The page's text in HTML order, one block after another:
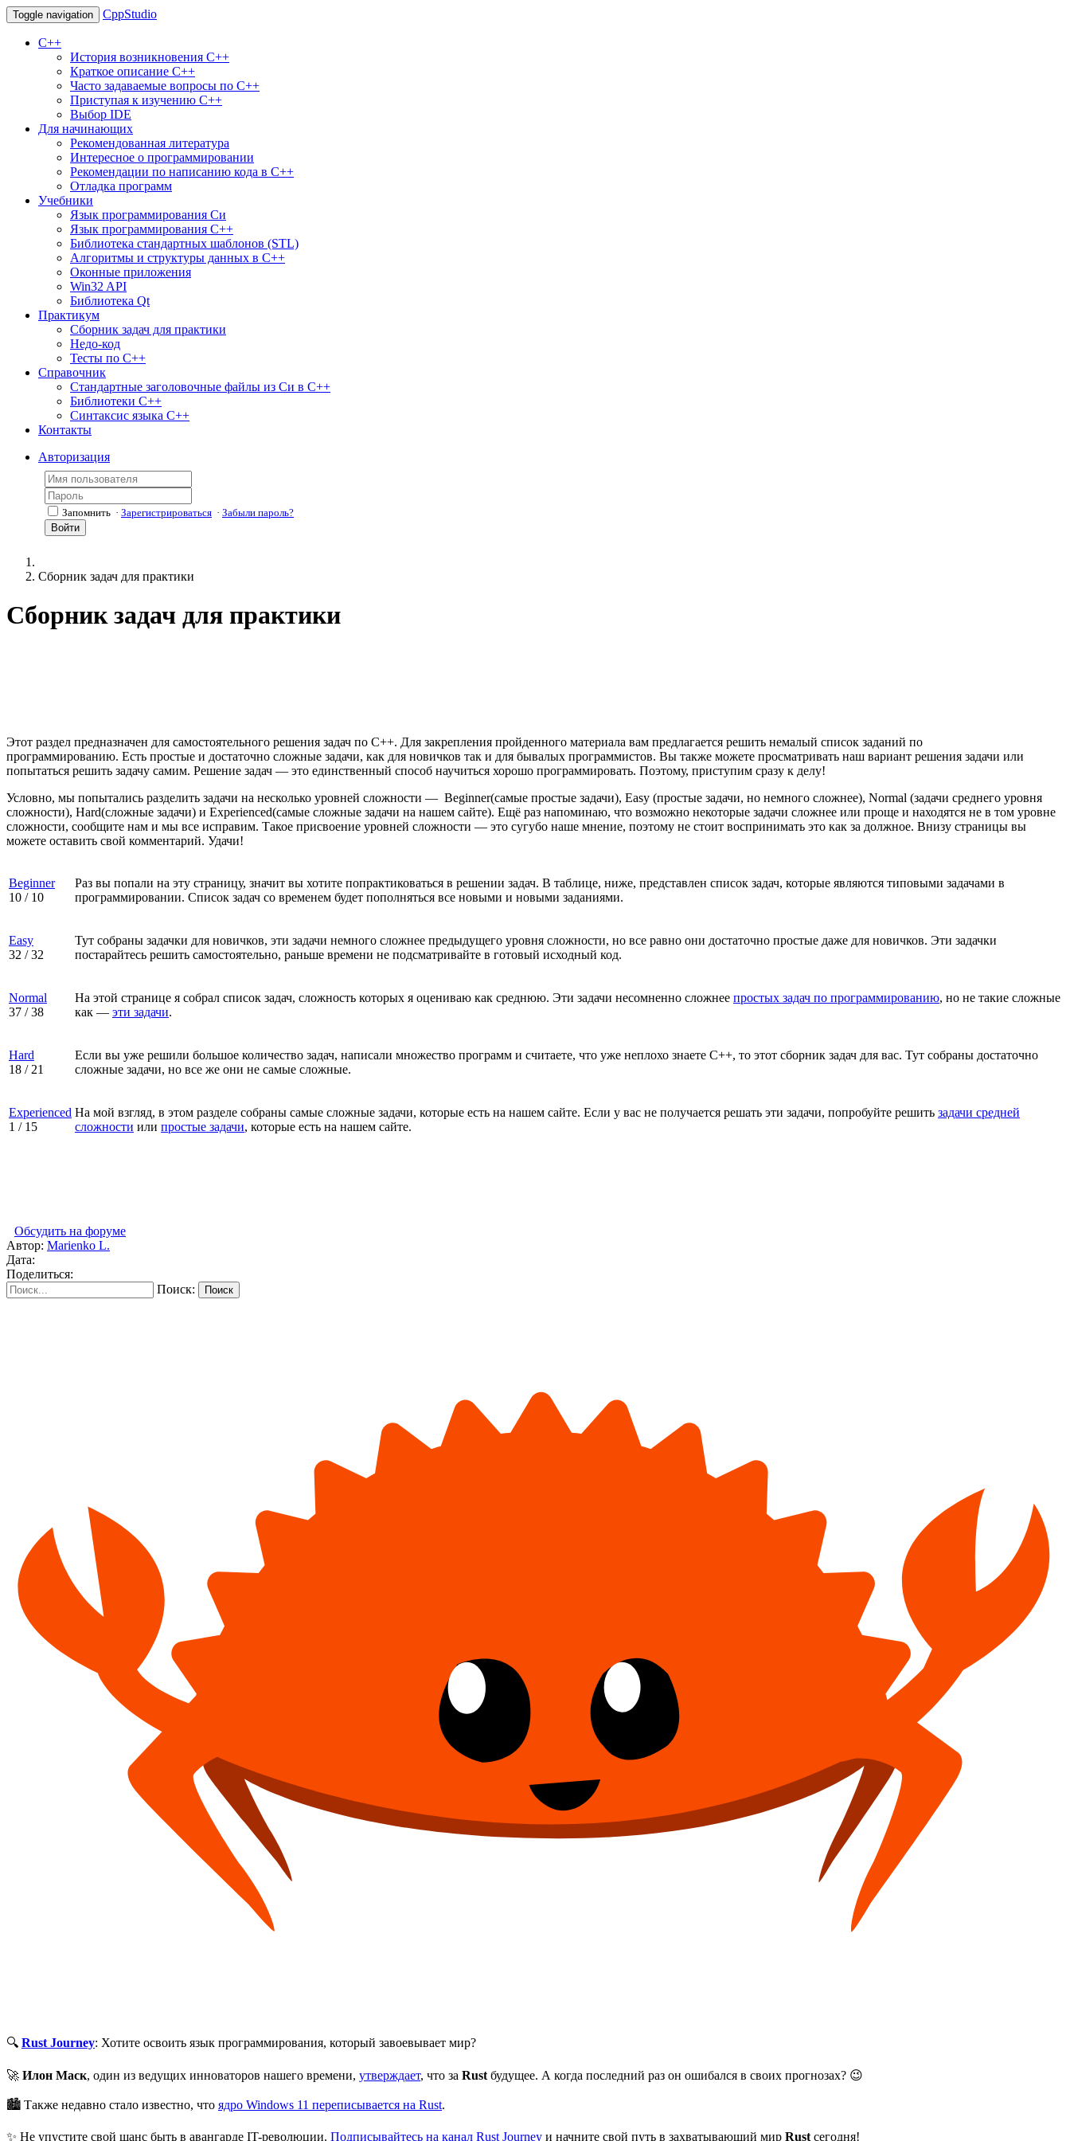
Toggle navigation CppStudio
С++
История возникновения C++
Краткое описание С++
Часто задаваемые вопросы по С++
Приступая к изучению C++
Выбор IDE
Для начинающих
Рекомендованная литература
Интересное о программировании
Рекомендации по написанию кода в C++
Отладка программ
Учебники
Язык программирования Си
Язык программирования С++
Библиотека стандартных шаблонов (STL)
Алгоритмы и структуры данных в С++
Оконные приложения
Win32 API
Библиотека Qt
Практикум
Сборник задач для практики
Недо-код
Тесты по С++
Справочник
Стандартные заголовочные файлы из Си в С++
Библиотеки С++
Синтаксис языка С++
Контакты
Авторизация
Запомнить · Зарегистрироваться · Забыли пароль?
Войти
Сборник задач для практики
Сборник задач для практики
Этот раздел предназначен для самостоятельного решения задач по С++. Для закрепления пройденного материала вам предлагается решить немалый список заданий по
программированию. Есть простые и достаточно сложные задачи, как для новичков так и для бывалых программистов. Вы также можете просматривать наш вариант решения задачи или
попытаться решить задачу самим. Решение задач — это единственный способ научиться хорошо программировать. Поэтому, приступим сразу к делу!
Условно, мы попытались разделить задачи на несколько уровней сложности — Beginner(самые простые задачи), Easy (простые задачи, но немного сложнее), Normal (задачи среднего уровня
сложности), Hard(сложные задачи) и Experienced(самые сложные задачи на нашем сайте). Ещё раз напоминаю, что возможно некоторые задачи сложнее или проще и находятся не в том уровне
сложности, сообщите нам и мы все исправим. Такое присвоение уровней сложности — это сугубо наше мнение, поэтому не стоит воспринимать это как за должное. Внизу страницы вы
можете оставить свой комментарий. Удачи!
Beginner
10 / 10
Раз вы попали на эту страницу, значит вы хотите попрактиковаться в решении задач. В таблице, ниже, представлен список задач, которые являются типовыми задачами в
программировании. Список задач со временем будет пополняться все новыми и новыми заданиями.
Easy
32 /32
Тут собраны задачки для новичков, эти задачи немного сложнее предыдущего уровня сложности, но все равно они достаточно простые даже для новичков. Эти задачки
постарайтесь решить самостоятельно, раньше времени не подсматривайте в готовый исходный код.
Normal
37 /38
На этой странице я собрал список задач, сложность которых я оцениваю как среднюю. Эти задачи несомненно сложнее простых задач по программированию, но не такие сложные
как — эти задачи.
Hard
18 / 21
Если вы уже решили большое количество задач, написали множество программ и считаете, что уже неплохо знаете С++, то этот сборник задач для вас. Тут собраны достаточно
сложные задачи, но все же они не самые сложные.
Experienced
1 / 15
На мой взгляд, в этом разделе собраны самые сложные задачи, которые есть на нашем сайте. Если у вас не получается решать эти задачи, попробуйте решить задачи средней
сложности или простые задачи, которые есть на нашем сайте.
Обсудить на форуме
Автор: Marienko L.
Дата:
Поделиться:
Поиск:
Поиск
🔍 Rust Journey: Хотите освоить язык программирования, который завоевывает мир?
🚀 Илон Маск, один из ведущих инноваторов нашего времени, утверждает, что за Rust будущее. А когда последний раз он ошибался в своих прогнозах? 😉
🏙 Также недавно стало известно, что ядро Windows 11 переписывается на Rust.
✨ Не упустите свой шанс быть в авангарде IT-революции. Подписывайтесь на канал Rust Journey и начните свой путь в захватывающий мир Rust сегодня!